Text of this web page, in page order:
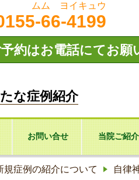
ムム ヨイキュウ
66-4199
約はお電話にてお願
な症例紹介
お問い合せ 当院ご紹
規症例の紹介について 自律